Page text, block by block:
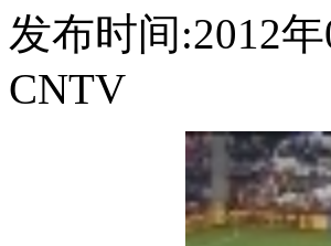
发布时间:2012
CNTV